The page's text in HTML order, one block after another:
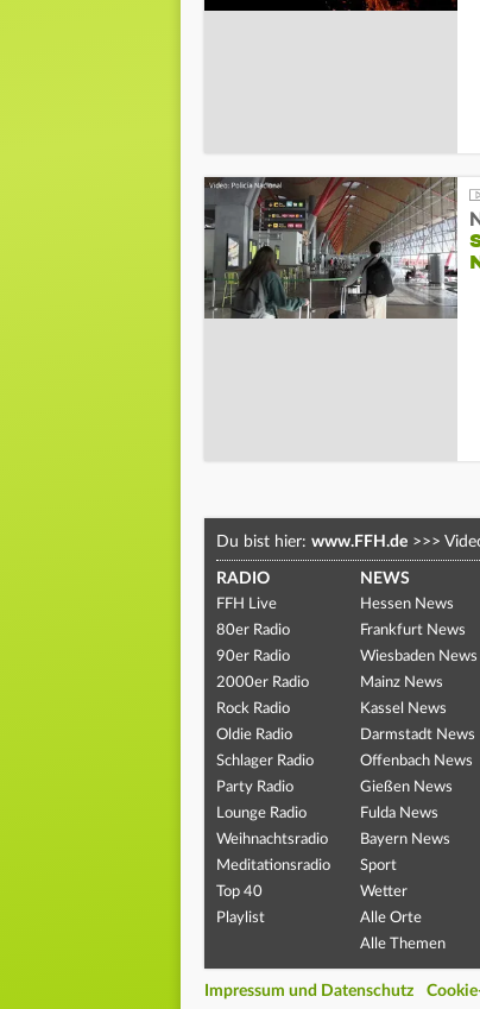
Du bist hier: www.FFH.de >>>
RADIO
FFH Live
80er Radio
90er Radio
2000er Radio
Rock Radio
Oldie Radio
Schlager Radio
Party Radio
Lounge Radio
Weihnachtsradio
Meditationsradio
Top 40
Playlist
NEWS
Hessen News
Frankfurt News
Wiesbaden News
Mainz News
Kassel News
Darmstadt News
Offenbach News
Gießen News
Fulda News
Bayern News
Sport
Wetter
Alle Orte
Alle Themen
Impressum und Datenschutz